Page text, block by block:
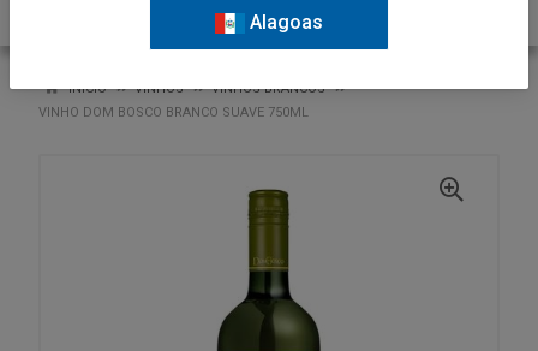
INÍCIO VINHOS
VINHOS BRANCOS
VINHO DOM BOSCO BRANCO SUAVE 750ML
Alagoas